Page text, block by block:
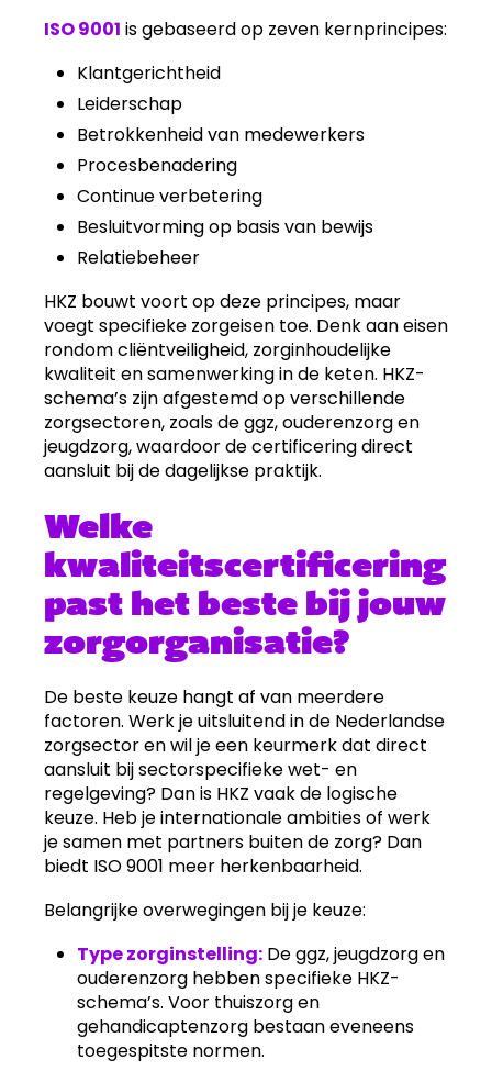
ISO 9001 is gebaseerd op zeven kernprincipes:
Klantgerichtheid
Leiderschap
Betrokkenheid van medewerkers
Procesbenadering
Continue verbetering
Besluitvorming op basis van bewijs
Relatiebeheer
HKZ bouwt voort op deze principes, maar
voegt specifieke zorgeisen toe. Denk aan eisen
rondom cliëntveiligheid, zorginhoudelijke
kwaliteit en samenwerking in de keten. HKZ-
schema’s zijn afgestemd op verschillende
zorgsectoren, zoals de ggz, ouderenzorg en
jeugdzorg, waardoor de certificering direct
aansluit bij de dagelijkse praktijk.
Welke
kwaliteitscertificering
past het beste bij jouw
zorgorganisatie?
De beste keuze hangt af van meerdere
factoren. Werk je uitsluitend in de Nederlandse
zorgsector en wil je een keurmerk dat direct
aansluit bij sectorspecifieke wet- en
regelgeving? Dan is HKZ vaak de logische
keuze. Heb je internationale ambities of werk
je samen met partners buiten de zorg? Dan
biedt ISO 9001 meer herkenbaarheid.
Belangrijke overwegingen bij je keuze:
Type zorginstelling: De ggz, jeugdzorg en
ouderenzorg hebben specifieke HKZ-
schema’s. Voor thuiszorg en
gehandicaptenzorg bestaan eveneens
toegespitste normen.